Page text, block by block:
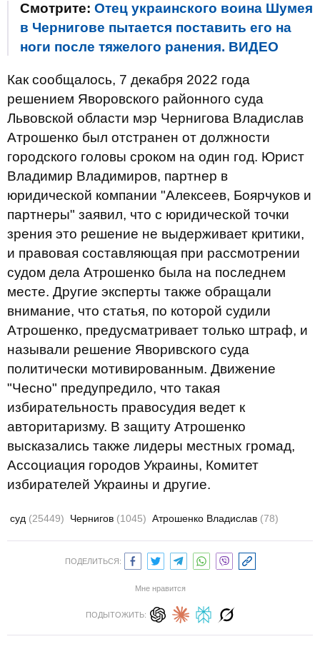
Смотрите: Отец украинского воина Шумея
в Чернигове пытается поставить его на
ноги после тяжелого ранения. ВИДЕО
Как сообщалось, 7 декабря 2022 года
решением Яворовского районного суда
Львовской области мэр Чернигова Владислав
Атрошенко был отстранен от должности
городского головы сроком на один год. Юрист
Владимир Владимиров, партнер в
юридической компании "Алексеев, Боярчуков и
партнеры" заявил, что с юридической точки
зрения это решение не выдерживает критики,
и правовая составляющая при рассмотрении
судом дела Атрошенко была на последнем
месте. Другие эксперты также обращали
внимание, что статья, по которой судили
Атрошенко, предусматривает только штраф, и
называли решение Яворивского суда
политически мотивированным. Движение
"Чесно" предупредило, что такая
избирательность правосудия ведет к
авторитаризму. В защиту Атрошенко
высказались также лидеры местных громад,
Ассоциация городов Украины, Комитет
избирателей Украины и другие.
суд (25449) Чернигов (1045) Атрошенко Владислав (78)
ПОДЕЛИТЬСЯ:
Мне нравится
ПОДЫТОЖИТЬ: